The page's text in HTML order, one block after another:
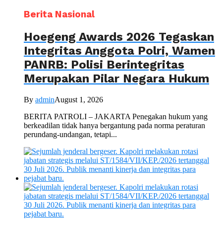
Berita Nasional
Hoegeng Awards 2026 Tegaskan
Integritas Anggota Polri, Wamen
PANRB: Polisi Berintegritas
Merupakan Pilar Negara Hukum
By adminAugust 1, 2026
BERITA PATROLI – JAKARTA Penegakan hukum yang
berkeadilan tidak hanya bergantung pada norma peraturan
perundang-undangan, tetapi...